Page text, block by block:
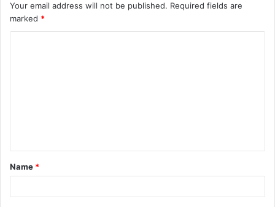
Your email address will not be published. Required fields are
marked *
Name *